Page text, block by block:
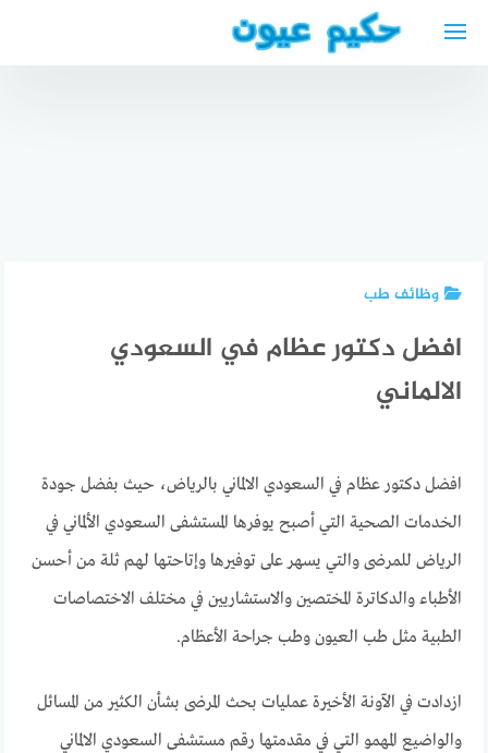
وظائف طب
افضل دكتور عظام في السعودي
الالماني
افضل دكتور عظام في السعودي الالماني بالرياض، حيث بفضل جودة
الخدمات الصحية التي أصبح يوفرها المستشفى السعودي الألماني في
الرياض للمرضى والتي يسهر على توفيرها وإتاحتها لهم ثلة من أحسن
الأطباء والدكاترة المختصين والاستشاريين في مختلف الاختصاصات
الطبية مثل طب العيون وطب جراحة الأعظام.
ازدادت في الآونة الأخيرة عمليات بحث المرضى بشأن الكثير من المسائل
والواضيع المهمو التي في مقدمتها رقم مستشفى السعودي الالماني